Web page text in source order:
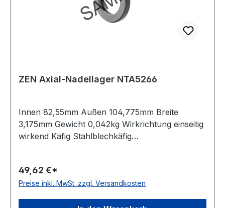
ZEN Axial-Nadellager NTA5266
Innen 82,55mm Außen 104,775mm Breite
3,175mm Gewicht 0,042kg Wirkrichtung einseitig
wirkend Käfig Stahlblechkäfig
49,62 €*
Preise inkl. MwSt. zzgl. Versandkosten